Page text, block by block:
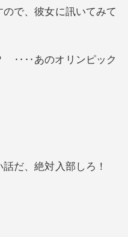
‥‥あのオリンピ
話だ、絶対入部しろ！